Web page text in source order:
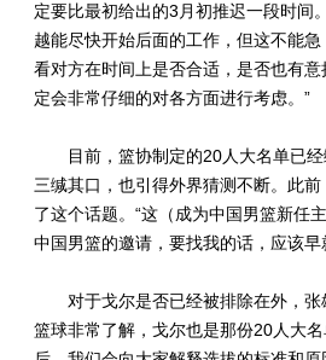
定要比最初给出的3月初推迟一段时间
越能尽快开始后面的工作，但这不能
看对方在时间上是否合适，是否也有
定会非常仔细的对各方面进行考虑。”
目前，篮协制定的20人大名单已经
三缄其口，也引得外界猜测不断。此
了这个话题。“这（成为中国男篮新任
中国男篮的邀请，要找我的话，应该早
对于戈尔是否已经被排除在外，张
篮球非常了解，戈尔也是那份20人大